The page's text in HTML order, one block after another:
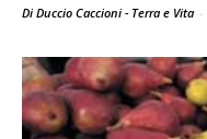
Di Duccio Caccioni - Terra e Vita -